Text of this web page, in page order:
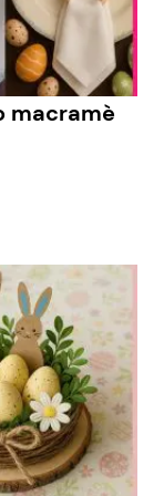
macramè